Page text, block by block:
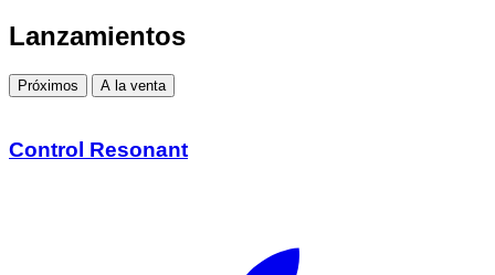
Lanzamientos
Próximos A la venta
Control Resonant